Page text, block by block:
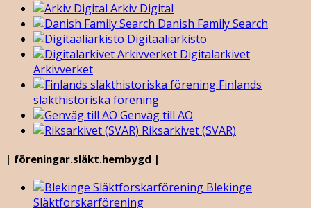
Arkiv Digital
Danish Family Search
Digitaaliarkisto
Digitalarkivet
Arkivverket
Finlands
släkthistoriska förening
Genväg till AO
Riksarkivet (SVAR)
| föreningar.släkt.hembygd |
Blekinge
Släktforskarförening